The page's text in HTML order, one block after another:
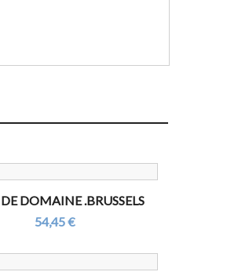
DOMAINE .BRUSSELS
54,45 €